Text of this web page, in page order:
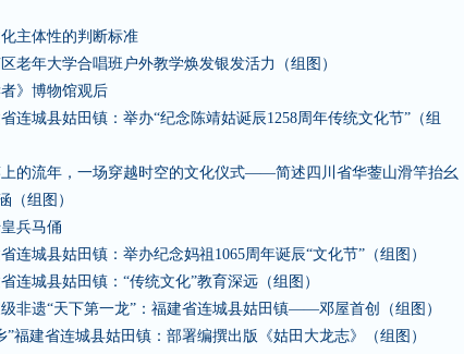
主体性的判断标准
老年大学合唱班户外教学焕发银发活力（组图）
》博物馆观后
连城县姑田镇：举办“纪念陈靖姑诞辰1258周年传统文化节”（组
的流年，一场穿越时空的文化仪式——简述四川省华蓥山滑竿抬幺
（组图）
兵马俑
连城县姑田镇：举办纪念妈祖1065周年诞辰“文化节”（组图）
连城县姑田镇：“传统文化”教育深远（组图）
非遗“天下第一龙”：福建省连城县姑田镇——邓屋首创（组图）
”福建省连城县姑田镇：部署编撰出版《姑田大龙志》（组图）